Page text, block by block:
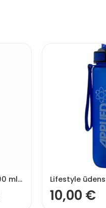
FA NAPALM Shaker 2, 700 ml šeikeris, dzeltens/melns, ar 2 nodalījumiem
10,00 €